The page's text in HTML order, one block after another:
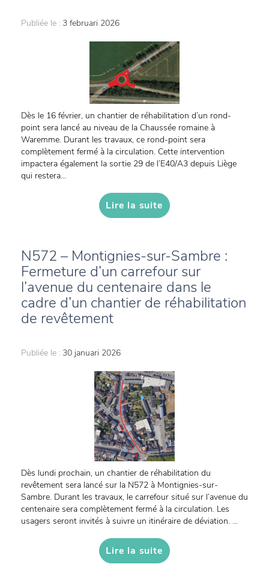
Publiée le : 3 februari 2026
Dès le 16 février, un chantier de réhabilitation d’un rond-
point sera lancé au niveau de la Chaussée romaine à
Waremme. Durant les travaux, ce rond-point sera
complètement fermé à la circulation. Cette intervention
impactera également la sortie 29 de l’E40/A3 depuis Liège
qui restera...
Lire la suite
N572 – Montignies-sur-Sambre :
Fermeture d’un carrefour sur
l’avenue du centenaire dans le
cadre d’un chantier de réhabilitation
de revêtement
Publiée le : 30 januari 2026
Dès lundi prochain, un chantier de réhabilitation du
revêtement sera lancé sur la N572 à Montignies-sur-
Sambre. Durant les travaux, le carrefour situé sur l’avenue du
centenaire sera complètement fermé à la circulation. Les
usagers seront invités à suivre un itinéraire de déviation. ...
Lire la suite